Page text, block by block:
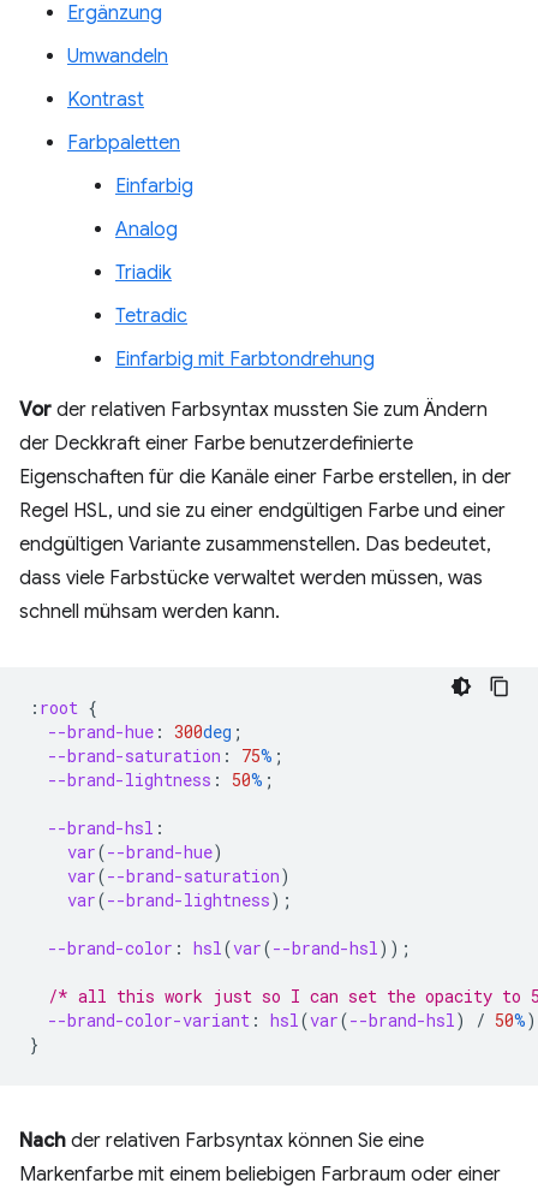
Ergänzung
Umwandeln
Kontrast
Farbpaletten
Einfarbig
Analog
Triadik
Tetradic
Einfarbig mit Farbtondrehung
Vor der relativen Farbsyntax mussten Sie zum Ändern
der Deckkraft einer Farbe benutzerdefinierte
Eigenschaften für die Kanäle einer Farbe erstellen, in der
Regel HSL, und sie zu einer endgültigen Farbe und einer
endgültigen Variante zusammenstellen. Das bedeutet,
dass viele Farbstücke verwaltet werden müssen, was
schnell mühsam werden kann.
: root {
--brand-hue : 300deg ;
--brand-saturation : 75% ;
--brand-lightness : 50% ;
--brand-hsl :
var(--brand-hue)
var(--brand-saturation)
var(--brand-lightness);
--brand-color : hsl(var(--brand-hsl));
/* all this work just so I can set the opacity to
--brand-color-variant : hsl(var(--brand-hsl) / 50%
}
Nach der relativen Farbsyntax können Sie eine
Markenfarbe mit einem beliebigen Farbraum oder einer